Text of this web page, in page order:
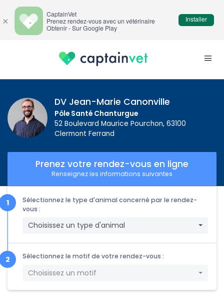
DV Jean-Marie Canonville
Pôle Santé Chanturgue
52 Boulevard Maurice Pourchon, 63100
Clermont Ferrand
Prenez votre rendez-vous en ligne
Renseignez les informations suivantes
Sélectionnez le type d'animal concerné par le rendez-
vous :
Choisissez un type d'animal
Sélectionnez le motif de votre rendez-vous :
Choisissez un motif
×
CaptainVet
Prenez rendez-vous avec un vétérinaire
Obtenir - Sur Google Play
Installer